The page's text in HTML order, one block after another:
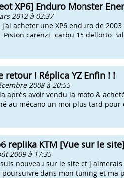
XP6] Enduro Monster
2012 à 02:37
j'ai acheter une XP6 enduro de
Piston carenzi -carbu 15 dellorto -
retour ! Réplica YZ Enfin ! !
2008 à 20:55
après avoir vendu la moto &
au mécano un moi plus tard
replika KTM [Vue sur le site]
2009 à 17:35
nouveau sur le site et j
poursuivre dans mon tuning et ma